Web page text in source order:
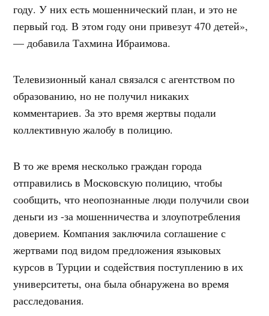
году. У них есть мошеннический план, и это не
первый год. В этом году они привезут 470 детей»,
— добавила Тахмина Ибраимова.
Телевизионный канал связался с агентством по
образованию, но не получил никаких
комментариев. За это время жертвы подали
коллективную жалобу в полицию.
В то же время несколько граждан города
отправились в Московскую полицию, чтобы
сообщить, что неопознанные люди получили свои
деньги из -за мошенничества и злоупотребления
доверием. Компания заключила соглашение с
жертвами под видом предложения языковых
курсов в Турции и содействия поступлению в их
университеты, она была обнаружена во время
расследования.